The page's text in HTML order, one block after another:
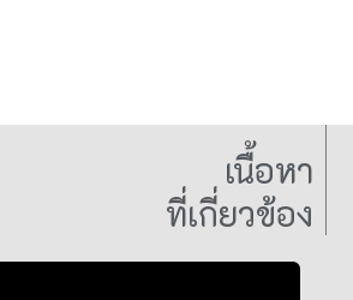
เนื้อหา
ที่เกี่ยวข้อง